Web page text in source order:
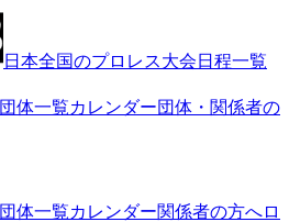
日本全国のプロレス大会日程一覧
団体一覧カレンダー団体・関係者の
団体一覧カレンダー関係者の方へロ